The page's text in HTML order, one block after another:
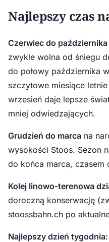
Najlepszy czas
Czerwiec do października
zwykle wolna od śniegu
do połowy października
szczytowe miesiące
wrzesień daje lepsze
mniej odwiedzających.
Grudzień do marca na
wysokości Stoos. Sezon
do końca marca, czasem
Kolej linowo-terenowa
doroczną konserwację
stoossbahn.ch po
Najlepszy dzień tygodnia: